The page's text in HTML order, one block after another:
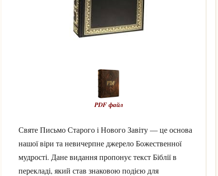
PDF файл
Святе Письмо Старого і Нового Завіту — це основа
нашої віри та невичерпне джерело Божественної
мудрості. Дане видання пропонує текст Біблії в
перекладі, який став знаковою подією для